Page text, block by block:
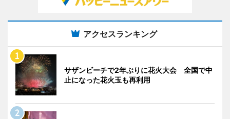
アクセスランキング
サザンビーチで2年ぶりに花火大会 全国で中
止になった花火玉も再利用